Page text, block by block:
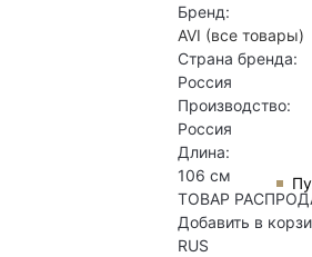
Бренд:
AVI (все товары)
Страна бренда:
Россия
Производство:
Россия
Длина:
106 см
ТОВАР
Добавить в
RUS